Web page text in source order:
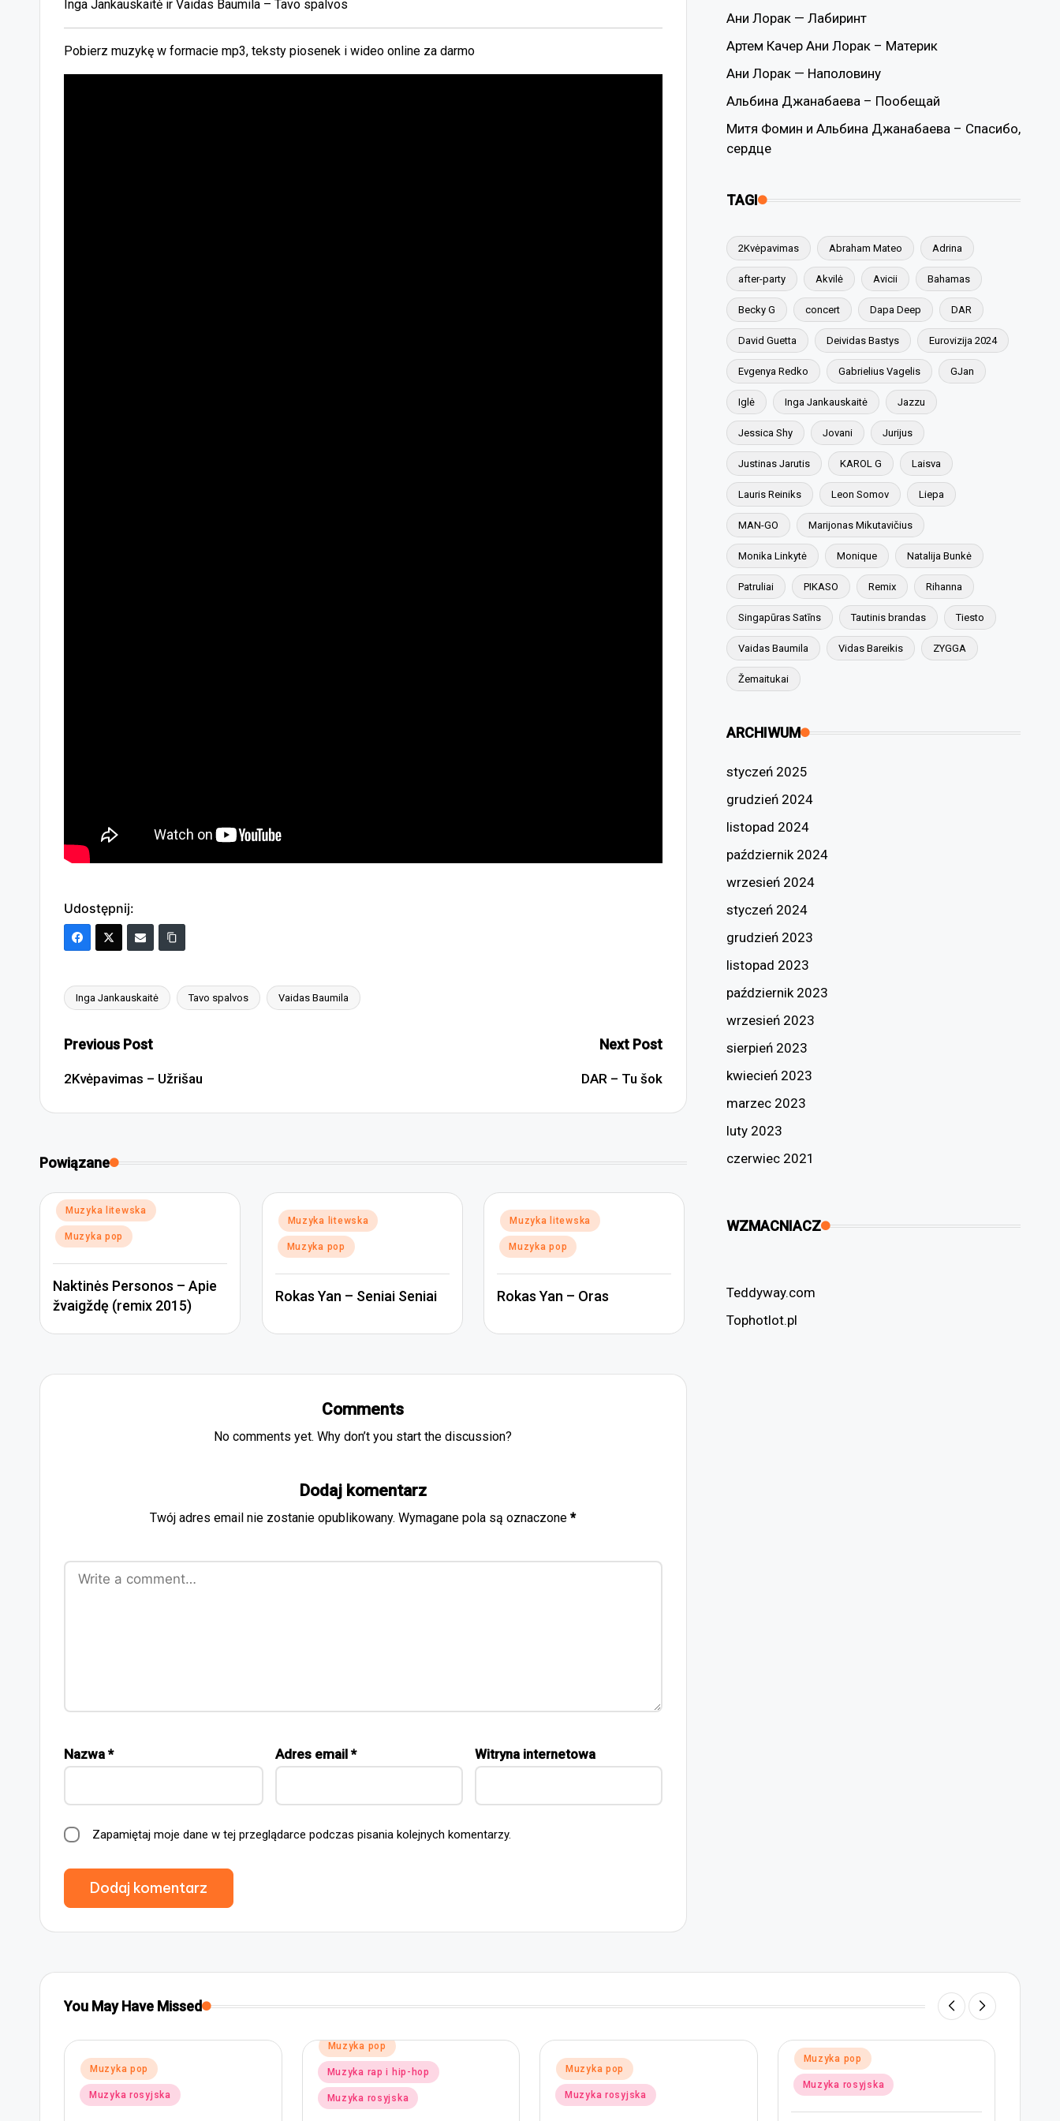
Inga Jankauskaitė ir Vaidas Baumila – Tavo spalvos
Pobierz muzykę w formacie mp3, teksty piosenek i wideo online za darmo
Udostępnij:
Tags:
Inga Jankauskaitė Tavo spalvos Vaidas Baumila
Post
navigation
Previous Post
2Kvėpavimas – Užrišau
Next Post
DAR – Tu šok
Powiązane
Posted
in
Muzyka litewska
Muzyka pop
Naktinės Personos – Apie
žvaigždę (remix 2015)
Posted
in
Muzyka litewska
Muzyka pop
Rokas Yan – Seniai Seniai
Posted
in
Muzyka litewska
Muzyka pop
Rokas Yan – Oras
Comments
No comments yet. Why don’t you start the discussion?
Dodaj komentarz
Twój adres email nie zostanie opublikowany. Wymagane pola są oznaczone*
Nazwa * Adres email * Witryna internetowa
Zapamiętaj moje dane w tej przeglądarce podczas pisania kolejnych komentarzy.
Ани Лорак — Лабиринт
Артем Качер Ани Лорак – Материк
Ани Лорак — Наполовину
Альбина Джанабаева – Пообещай
Митя Фомин и Альбина Джанабаева – Спасибо,
сердце
TAGI
2Kvėpavimas Abraham Mateo Adrina
after-party Akvilė Avicii Bahamas
Becky G concert Dapa Deep DAR
David Guetta Deividas Bastys Eurovizija 2024
Evgenya Redko Gabrielius Vagelis GJan
Iglė Inga Jankauskaitė Jazzu
Jessica Shy Jovani Jurijus
Justinas Jarutis KAROL G Laisva
Lauris Reiniks Leon Somov Liepa
MAN-GO Marijonas Mikutavičius
Monika Linkytė Monique Natalija Bunkė
Patruliai PIKASO Remix Rihanna
Singapūras Satīns Tautinis brandas Tiesto
Vaidas Baumila Vidas Bareikis ZYGGA
Žemaitukai
ARCHIWUM
styczeń 2025
grudzień 2024
listopad 2024
październik 2024
wrzesień 2024
styczeń 2024
grudzień 2023
listopad 2023
październik 2023
wrzesień 2023
sierpień 2023
kwiecień 2023
marzec 2023
luty 2023
czerwiec 2021
WZMACNIACZ
Teddyway.com
Tophotlot.pl
You May Have Missed
Posted
in
Muzyka rap i hip-hop
Muzyka rosyjska
Posted
in
Muzyka pop
Muzyka rosyjska
Posted
in
Muzyka pop
Muzyka rosyjska
Posted
in
Muzyka pop
Muzyka rosyjska